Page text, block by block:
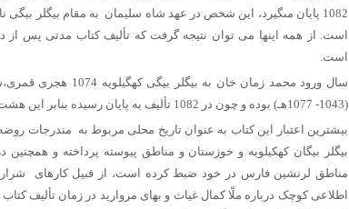
1082 پایان مى‏گیرد، این شخص در عهد شاه سلیمان به مقام بیگلر
است. از همه اینها می توان نتیجه گرفت که تألیف کتاب مدتی پس از
است.
سال ورود محمد زمان
(1043- 1077هـ) بوده و چون در 1082 تألیف به پایان رسیده بنابر این هشت سال تألیف کتاب وقت گرفته است.
بیشترین اعتبار این کتاب به عنوان تاریخ محلی مربوط به مندرجات
بیگلر بیگان کهکیلویه و خوزستان و مناطق پیوسته پرداخته و همچنین
مناطق لرنشین فارس در خود ضبط کرده است، از قبیل کارهای
اطلاعى کوچک درباره ملّا کمال غیاث و بهاى مروارید در زمان تألیف